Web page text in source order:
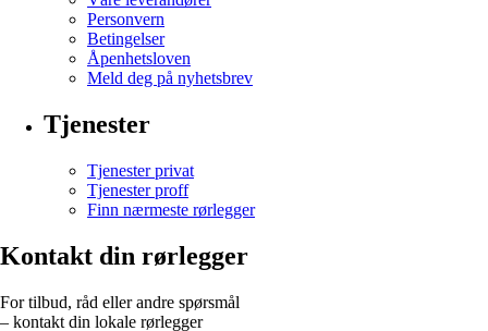
Personvern
Betingelser
Åpenhetsloven
Meld deg på nyhetsbrev
Tjenester
Tjenester privat
Tjenester proff
Finn nærmeste rørlegger
Kontakt din rørlegger
For tilbud, råd eller andre spørsmål
– kontakt din lokale rørlegger